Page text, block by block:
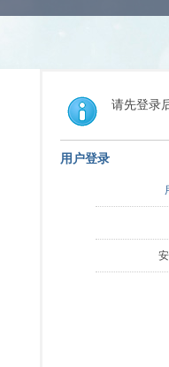
请先登录
用户登录